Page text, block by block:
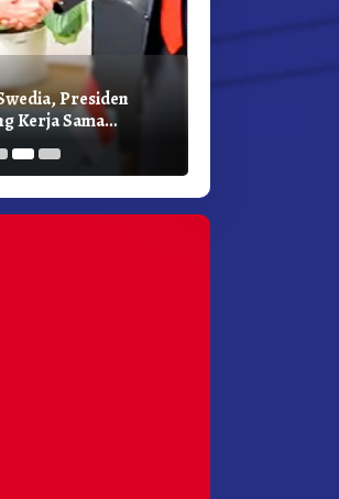
Presiden
Kerja Sama
Hijau